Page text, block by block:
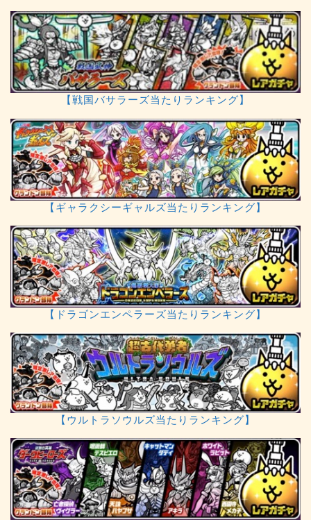
【戦国バサラーズ当たりランキング】
【ギャラクシーギャルズ当たりランキング】
【ドラゴンエンペラーズ当たりランキング】
【ウルトラソウルズ当たりランキング】